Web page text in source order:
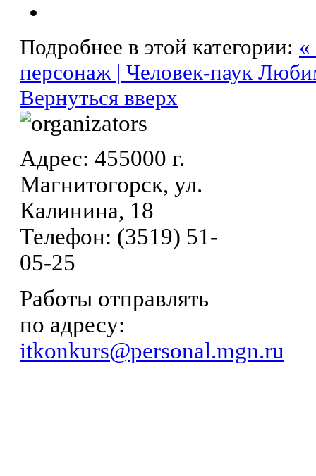
Подробнее в этой категории:
персонаж | Человек-паук
Вернуться вверх
Адрес: 455000 г.
Магнитогорск, ул.
Калинина, 18
Телефон: (3519) 51-
05-25
Работы отправлять
по адресу:
itkonkurs@personal.mgn.ru